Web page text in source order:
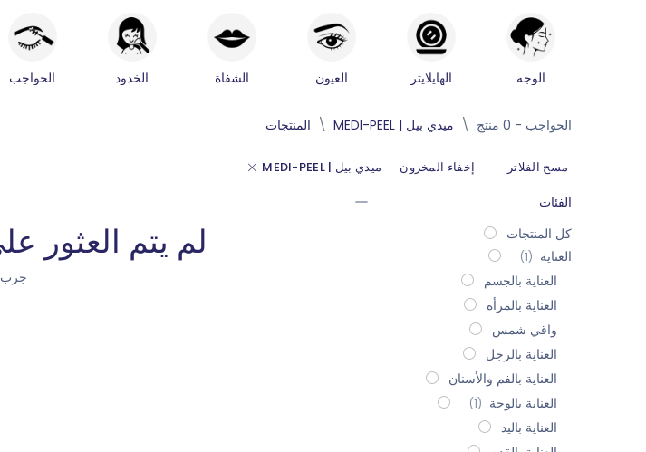
الوجه الهايلايتر العيون الشفاة الخدود الحواجب
المنتجات ميدي بيل | MEDI-PEEL الحواجب - 0 منتج
مسح الفلاتر إخفاء المخزون ميدي بيل | MEDI-PEEL
الفئات
كل المنتجات
العناية (1)
العناية بالجسم
العناية بالمرأه
واقي شمس
العناية بالرجل
العناية بالفم والأسنان
العناية بالوجة (1)
العناية باليد
لم يتم العثور
جرب